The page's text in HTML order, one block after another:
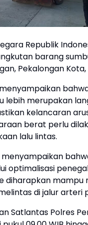
Republik
barang
Pekalongan
menyampaikan
lebih merupakan
kelancaran
berat perlu
lalu lintas.
menyampaikan
optimalisasi
diharapkan
di jalur arteri
Satlantas Polres